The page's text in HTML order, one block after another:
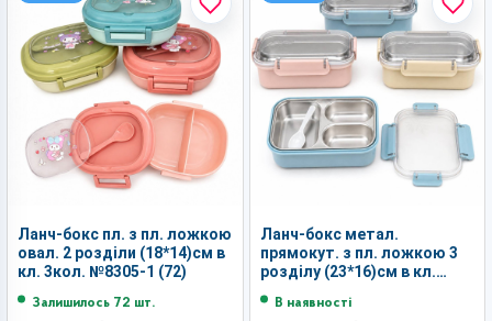
Ланч-бокс пл. з пл. ложкою
овал. 2 розділи (18*14)см в
кл. 3кол. №8305-1 (72)
Залишилось 72 шт.
Ланч-бокс метал.
прямокут. з пл. ложкою 3
розділу (23*16)см в кл.
В наявності